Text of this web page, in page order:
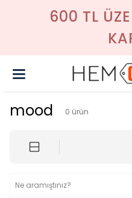
600 TL
mood 0 ürün